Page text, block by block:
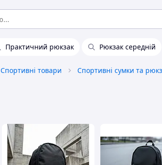
Практичний рюкзак Рюкзак середній
Спортивні товари Спортивні сумки та